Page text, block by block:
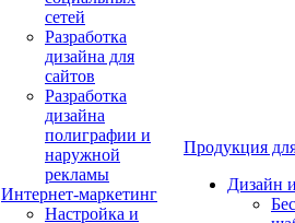
сетей
Разработка
дизайна для
сайтов
Разработка
дизайна
полиграфии и
наружной
рекламы
Интернет-маркетинг
Настройка и
Продукция
Дизайн